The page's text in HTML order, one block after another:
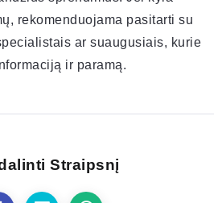
rekomenduojama pasitarti su
ar suaugusiais, kurie
ir paramą.
Straipsnį